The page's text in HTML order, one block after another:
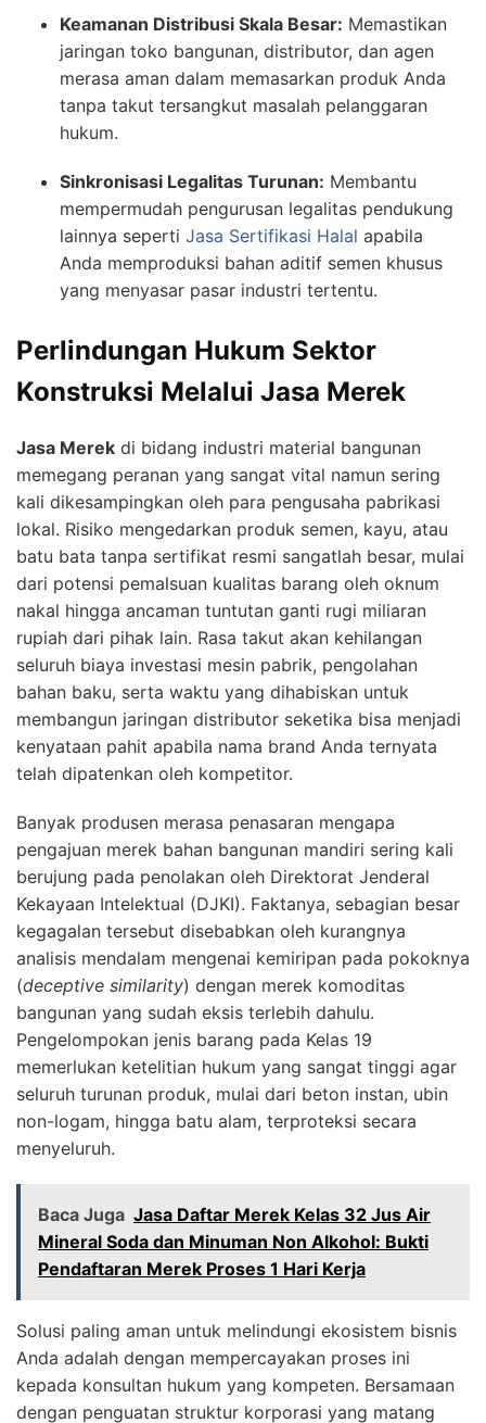
Keamanan Distribusi Skala Besar: Memastikan
jaringan toko bangunan, distributor, dan agen
merasa aman dalam memasarkan produk Anda
tanpa takut tersangkut masalah pelanggaran
hukum.
Sinkronisasi Legalitas Turunan: Membantu
mempermudah pengurusan legalitas pendukung
lainnya seperti Jasa Sertifikasi Halal apabila
Anda memproduksi bahan aditif semen khusus
yang menyasar pasar industri tertentu.
Perlindungan Hukum Sektor
Konstruksi Melalui Jasa Merek
Jasa Merek di bidang industri material bangunan
memegang peranan yang sangat vital namun sering
kali dikesampingkan oleh para pengusaha pabrikasi
lokal. Risiko mengedarkan produk semen, kayu, atau
batu bata tanpa sertifikat resmi sangatlah besar, mulai
dari potensi pemalsuan kualitas barang oleh oknum
nakal hingga ancaman tuntutan ganti rugi miliaran
rupiah dari pihak lain. Rasa takut akan kehilangan
seluruh biaya investasi mesin pabrik, pengolahan
bahan baku, serta waktu yang dihabiskan untuk
membangun jaringan distributor seketika bisa menjadi
kenyataan pahit apabila nama brand Anda ternyata
telah dipatenkan oleh kompetitor.
Banyak produsen merasa penasaran mengapa
pengajuan merek bahan bangunan mandiri sering kali
berujung pada penolakan oleh Direktorat Jenderal
Kekayaan Intelektual (DJKI). Faktanya, sebagian besar
kegagalan tersebut disebabkan oleh kurangnya
analisis mendalam mengenai kemiripan pada pokoknya
(deceptive similarity) dengan merek komoditas
bangunan yang sudah eksis terlebih dahulu.
Pengelompokan jenis barang pada Kelas 19
memerlukan ketelitian hukum yang sangat tinggi agar
seluruh turunan produk, mulai dari beton instan, ubin
non-logam, hingga batu alam, terproteksi secara
menyeluruh.
Baca Juga Jasa Daftar Merek Kelas 32 Jus Air
Mineral Soda dan Minuman Non Alkohol: Bukti
Pendaftaran Merek Proses 1 Hari Kerja
Solusi paling aman untuk melindungi ekosistem bisnis
Anda adalah dengan mempercayakan proses ini
kepada konsultan hukum yang kompeten. Bersamaan
dengan penguatan struktur korporasi yang matang